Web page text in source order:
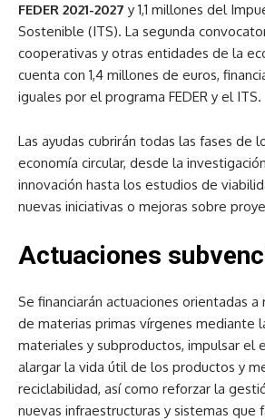
FEDER 2021-2027 y 1,1 millones del
Sostenible (ITS). La segunda
cooperativas y otras entidades de la
cuenta con 1,4 millones de euros,
iguales por el programa FEDER y el ITS.
Las ayudas cubrirán todas las fases de
economía circular, desde la
innovación hasta los estudios de
nuevas iniciativas o mejoras sobre
Actuaciones
Se financiarán actuaciones orientadas a
de materias primas vírgenes mediante
materiales y subproductos, impulsar el
alargar la vida útil de los productos y
reciclabilidad, así como reforzar la
nuevas infraestructuras y sistemas que